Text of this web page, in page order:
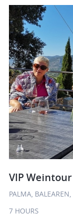
VIP
PALMA, BALEAREN,
7 HOURS